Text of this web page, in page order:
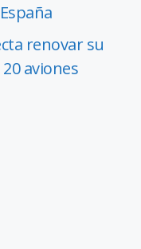
renovar su
aviones